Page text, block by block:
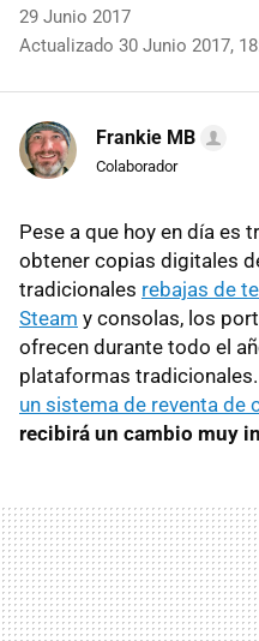
29 Junio 2017
Actualizado 30 Junio 2017,
Frankie MB
Colaborador
Pese a que hoy en día es
obtener copias digitales
tradicionales rebajas de
Steam y consolas, los
ofrecen durante todo el
plataformas
un sistema de reventa de
recibirá un cambio muy